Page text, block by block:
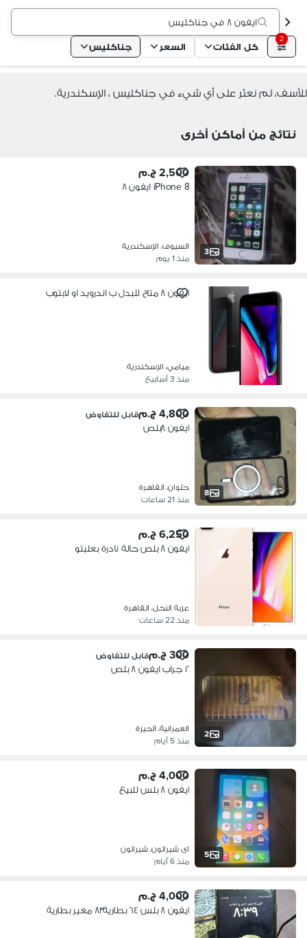
ايفون ٨ في جناكليس
2
كل الفئات السعر جناكليس
للأسف، لم نعثر على أي شيء في جناكليس ، الإسكندرية.
نتائج من أماكن أخرى
3
2,500 ج.م
iPhone 8 ايفون ٨
السيوف، الإسكندرية
منذ 1 يوم
ايفون ٨ متاح للبدل ب اندرويد او لابتوب
ميامي، الإسكندرية
منذ 3 أسابيع
8
4,800 ج.م قابل للتفاوض
ايفون ٨بلص
حلوان، القاهرة
منذ 21 ساعات
6,250 ج.م
ايفون ٨ بلص حالة نادرة بعلبتو
عزبة النخل، القاهرة
منذ 22 ساعات
2
300 ج.م قابل للتفاوض
٢ جراب ايفون ٨ بلص
العمرانية، الجيزة
منذ 5 أيام
5
4,000 ج.م
ايفون ٨ بلس للبيع
اى شيراتون، شيراتون
منذ 6 أيام
4,000 ج.م
ايفون ٨ بلس ٦٤ بطارية٨٣ مغير بطارية